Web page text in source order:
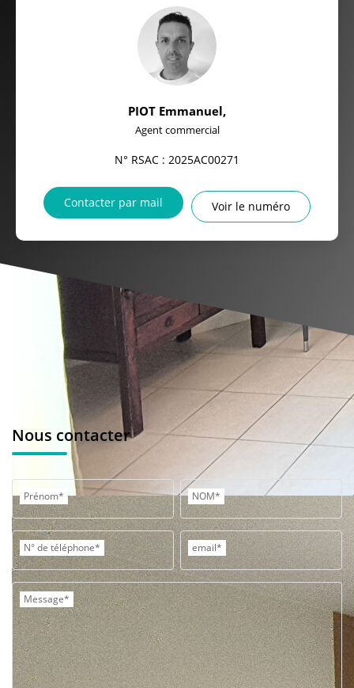
PIOT Emmanuel,
Agent commercial
N° RSAC : 2025AC00271
Contacter par mail Voir le numéro
Nous contacter
Prénom* NOM*
N° de téléphone* email*
Message*